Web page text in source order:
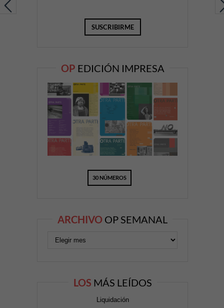
OP EDICIÓN IMPRESA
30 NÚMEROS
ARCHIVO OP SEMANAL
LOS MÁS LEÍDOS
Liquidación